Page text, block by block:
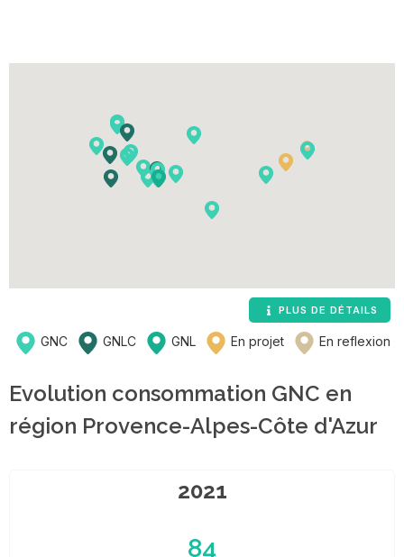
PLUS DE DÉTAILS
En reflexion
En projet
GNL
GNLC
GNC
Evolution consommation GNC en
région Provence-Alpes-Côte d'Azur
2021
84